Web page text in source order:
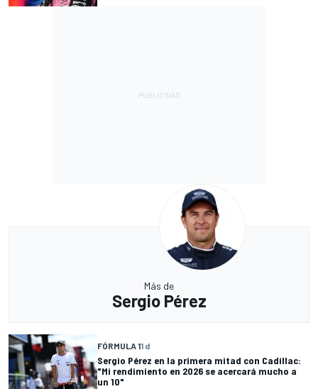
Más de
Sergio Pérez
FÓRMULA 11 d
Sergio Pérez en la primera mitad con Cadillac:
"Mi rendimiento en 2026 se acercará mucho a
un 10"